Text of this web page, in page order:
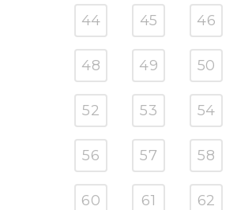
44 45 46
48 49 50
52 53 54
56 57 58
60 61 62